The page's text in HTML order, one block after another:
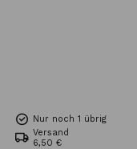
Nur noch 1 übrig
Versand
6,50 €